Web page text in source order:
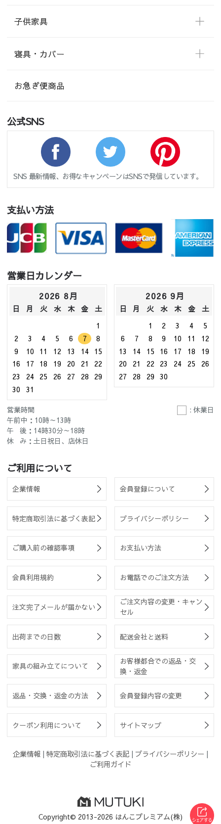
子供家具
寝具・カバー
お急ぎ便商品
公式SNS
SNS 最新情報、お得なキャンペーンはSNSで発信しています。
支払い方法
営業日カレンダー
2026 8月
日 月 火 水 木 金
土
1
2
3 4 5 6 7
8
9
10 11 12 13 14
15
16
17 18 19 20 21
22
23
24 25 26 27 28
29
30
31
2026 9月
日 月 火 水 木 金
土
1
2 3 4
5
6
7 8 9 10 11
12
13
14 15 16 17 18
19
20
21 22 23 24 25
26
27
28 29 30
営業時間
: 休業日
午前中：10時～13時
午 後：14時30分～18時
休 み：土日祝日、店休日
ご利用について
企業情報 会員登録について
特定商取引法に基づく表記 プライバシーポリシー
ご購入前の確認事項 お支払い方法
会員利用規約 お電話でのご注文方法
注文完了メールが届かない
ご注文内容の変更・キャン
セル
出荷までの日数 配送会社と送料
家具の組み立てについて
お客様都合での返品・交
換・返金
返品・交換・返金の方法 会員登録内容の変更
クーポン利用について サイトマップ
企業情報 | 特定商取引法に基づく表記 | プライバシーポリシー |
ご利用ガイド
Copyright© 2013-2026 はんこプレミアム(株)